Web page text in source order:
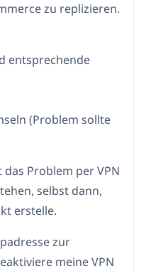
zu replizieren.
entsprechende
(Problem sollte
Problem per VPN
selbst dann,
erstelle.
zur
meine VPN